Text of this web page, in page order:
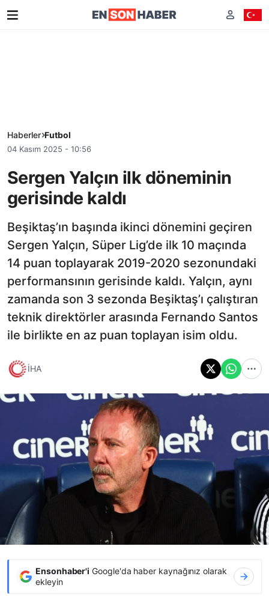
Haberler Futbol
04 Kasım 2025 - 10:56
Sergen Yalçın ilk döneminin
gerisinde kaldı
Beşiktaş’ın başında ikinci dönemini geçiren
Sergen Yalçın, Süper Lig’de ilk 10 maçında
14 puan toplayarak 2019-2020 sezonundaki
performansının gerisinde kaldı. Yalçın, aynı
zamanda son 3 sezonda Beşiktaş’ı çalıştıran
teknik direktörler arasında Fernando Santos
ile birlikte en az puan toplayan isim oldu.
İHA
Ensonhaber'i Google'da haber kaynağınız olarak
ekleyin